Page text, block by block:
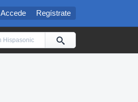
Accede Regístrate